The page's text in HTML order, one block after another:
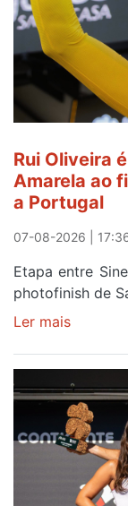
Rui Oliveira
Amarela ao
a Portugal
07-08-2026 |
Etapa entre
photofinish de
Ler mais
é
sexto
e
continua